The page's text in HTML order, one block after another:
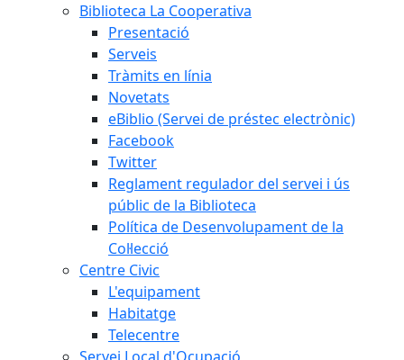
Biblioteca La Cooperativa
Presentació
Serveis
Tràmits en línia
Novetats
eBiblio (Servei de préstec electrònic)
Facebook
Twitter
Reglament regulador del servei i ús
públic de la Biblioteca
Política de Desenvolupament de la
Col·lecció
Centre Civic
L'equipament
Habitatge
Telecentre